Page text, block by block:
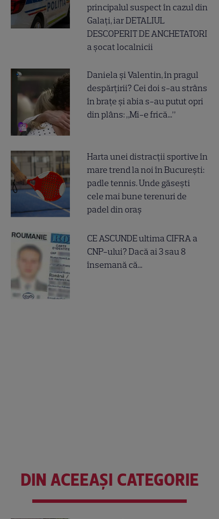
principalul suspect în cazul din
Galați, iar DETALIUL
DESCOPERIT DE ANCHETATORI
a șocat localnicii
Daniela și Valentin, în pragul
despărțirii? Cei doi s-au strâns
în brațe și abia s-au putut opri
din plâns: „Mi-e frică...”
Harta unei distracții sportive în
mare trend la noi în București:
padle tennis. Unde găsești
cele mai bune terenuri de
padel din oraș
CE ASCUNDE ultima CIFRA a
CNP-ului? Dacă ai 3 sau 8
însemană că...
DIN ACEEAȘI CATEGORIE